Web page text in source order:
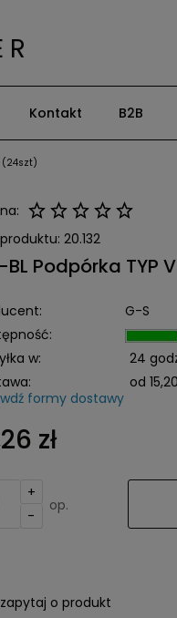
R
Kontakt B2B
(24szt)
20.132
BL Podpórka TYP
G-S
w:
24
od
formy dostawy
zł
+
-
op.
zapytaj o produkt